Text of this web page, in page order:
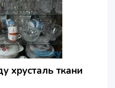
хрусталь ткани